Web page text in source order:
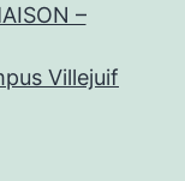
–
Villejuif